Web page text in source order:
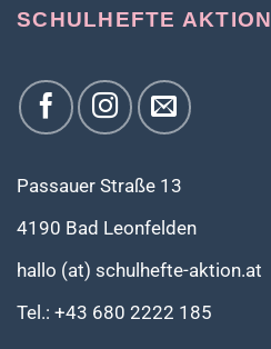
SCHULHEFTE AKTION
Passauer Straße 13
4190 Bad Leonfelden
hallo (at) schulhefte-aktion.at
Tel.: +43 680 2222 185